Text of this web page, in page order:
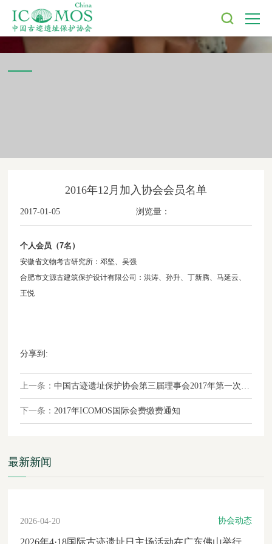
2016年12月加入协会会员名单
2017-01-05 浏览量：
个人会员（7名）
安徽省文物考古研究所：邓坚、吴强
合肥市文源古建筑保护设计有限公司：洪涛、孙升、丁新腾、马延云、
王悦
分享到:
上一条：中国古迹遗址保护协会第三届理事会2017年第一次常务理事会在京召开
下一条：2017年ICOMOS国际会费缴费通知
最新新闻
2026-04-20 协会动态
2026年4·18国际古迹遗址日主场活动在广东佛山举行